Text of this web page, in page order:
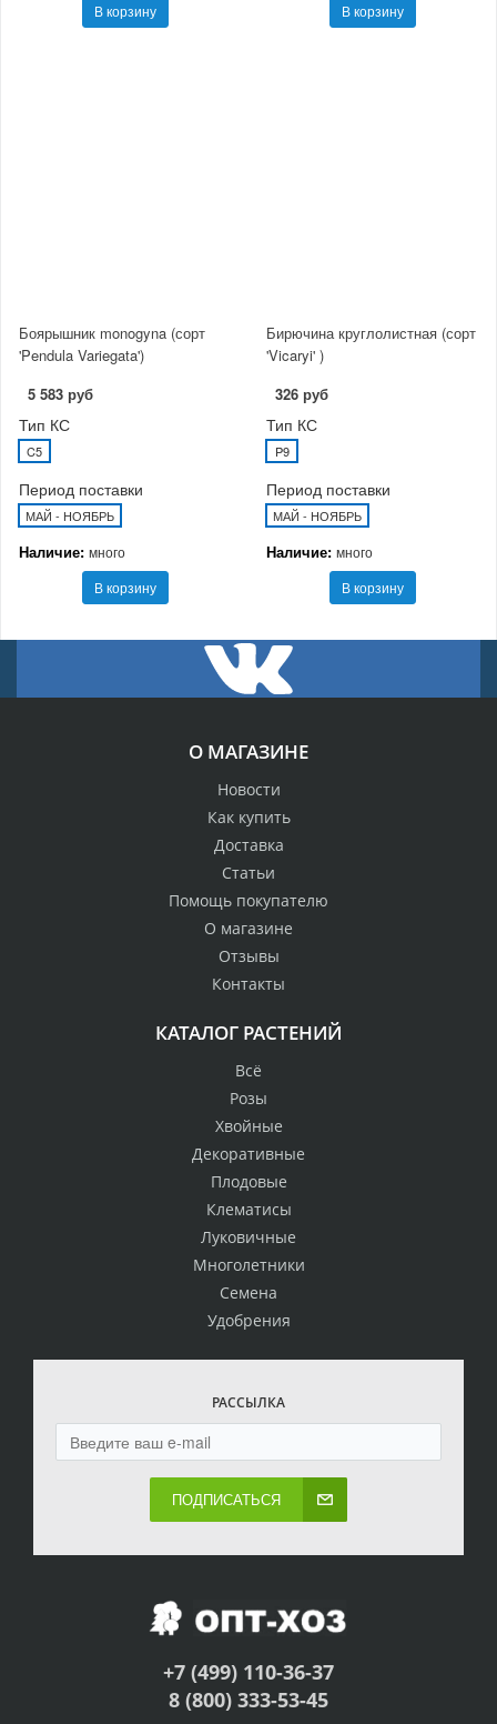
В корзину
В корзину
Боярышник monogyna (сорт
'Pendula Variegata')
5 583 руб
Тип КС
C5
Период поставки
МАЙ - НОЯБРЬ
Наличие: много
В корзину
Бирючина круглолистная (сорт
'Vicaryi' )
326 руб
Тип КС
P9
Период поставки
МАЙ - НОЯБРЬ
Наличие: много
В корзину
О МАГАЗИНЕ
Новости
Как купить
Доставка
Статьи
Помощь покупателю
О магазине
Отзывы
Контакты
КАТАЛОГ РАСТЕНИЙ
Всё
Розы
Хвойные
Декоративные
Плодовые
Клематисы
Луковичные
Многолетники
Семена
Удобрения
РАССЫЛКА
ПОДПИСАТЬСЯ
+7 (499) 110-36-37
8 (800) 333-53-45